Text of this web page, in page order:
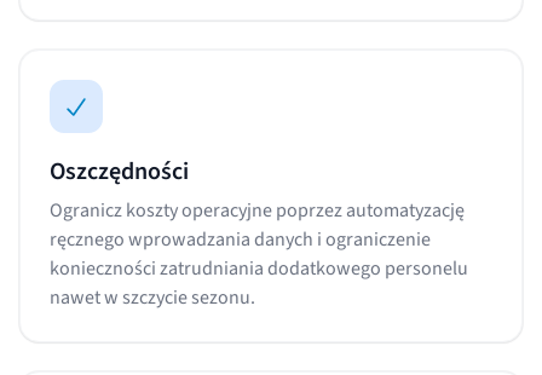
Oszczędności
Ogranicz koszty operacyjne poprzez automatyzację
ręcznego wprowadzania danych i ograniczenie
konieczności zatrudniania dodatkowego personelu
nawet w szczycie sezonu.